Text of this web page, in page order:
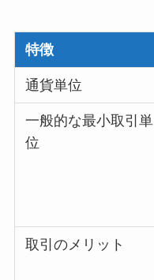
特徴
通貨単位
一般的な最小取引単
位
取引のメリット